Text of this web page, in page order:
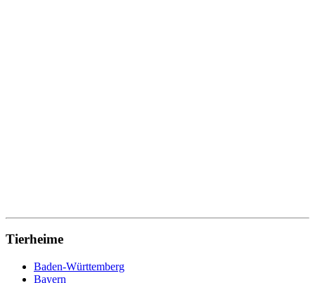
Tierheime
Baden-Württemberg
Bayern